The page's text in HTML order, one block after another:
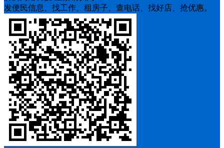
发便民信息、找工作、租房子、查电话、找好店、抢优惠。